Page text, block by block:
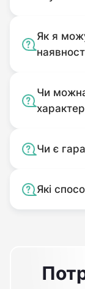
Як я
Чи
Чи є
Які